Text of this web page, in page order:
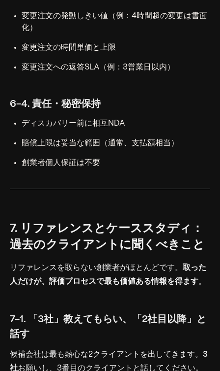
変更注文の発動しきい値（例：4時間超の変更は書面
化）
変更注文の時間単価と上限
変更注文への返答SLA（例：3営業日以内）
6-4. 責任・秘密保持
ディスカバリー前に相互NDA
賠償上限は妥当な範囲（通常、支払額相当）
創業者個人保証は不要
7. リファレンスとケーススタディ：
過去のクライアントに聞くべきこと
リファレンスを取らない創業者がほとんどです。 取った
人だけが、評価プロセスで最も価値ある情報を得ます。
7-1. 「3社」教えてもらい、「2社目以降」と
話す
候補会社は最も熱心な2クライアントを出してきます。 3
社お願いし、3番目のクライアントと話してください。